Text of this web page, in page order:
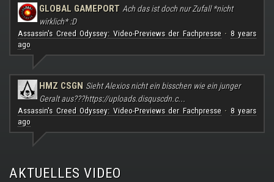
GLOBAL GAMEPORT Ach das ist doch nur Zufall *nicht
wirklich* :D
Assassin's Creed Odyssey: Video-Previews der Fachpresse· 8 years
ago
HMZ CSGN Sieht Alexios nicht ein bisschen wie ein junger
Geralt aus???https://uploads.disquscdn.c...
Assassin's Creed Odyssey: Video-Previews der Fachpresse· 8 years
ago
AKTUELLES VIDEO